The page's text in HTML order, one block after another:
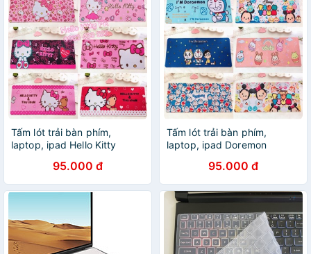
Tấm lót trải bàn phím,
laptop, ipad Hello Kitty
95.000 đ
Tấm lót trải bàn phím,
laptop, ipad Doremon
95.000 đ